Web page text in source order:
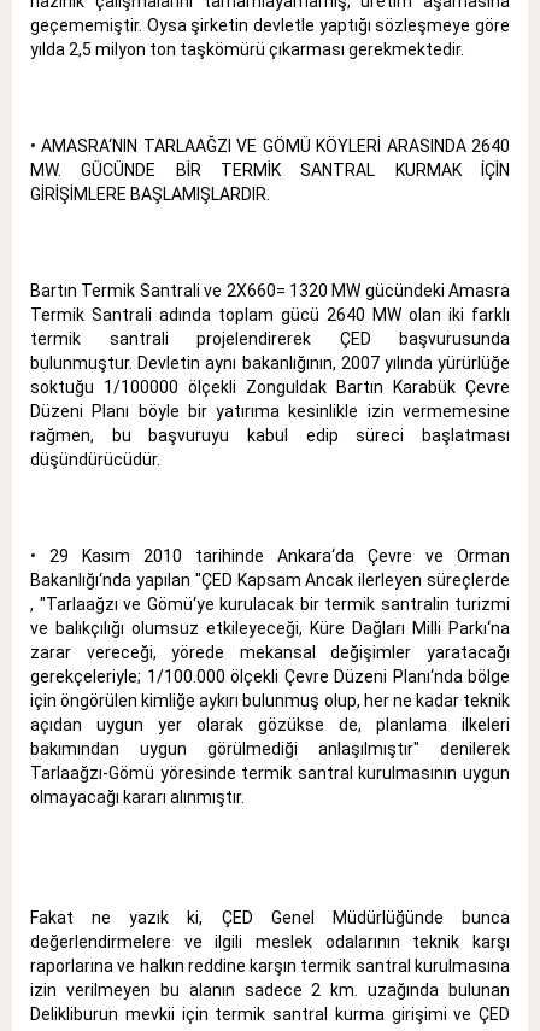
geçememiştir. Oysa şirketin devletle yaptığı sözleşmeye göre
yılda 2,5 milyon ton taşkömürü çıkarması gerekmektedir.
• AMASRA‘NIN TARLAAĞZI VE GÖMÜ KÖYLERİ ARASINDA 2640
MW. GÜCÜNDE BİR TERMİK SANTRAL KURMAK İÇİN
GİRİŞİMLERE BAŞLAMIŞLARDIR.
Bartın Termik Santrali ve 2X660= 1320 MW gücündeki Amasra
Termik Santrali adında toplam gücü 2640 MW olan iki farklı
termik santrali projelendirerek ÇED başvurusunda
bulunmuştur. Devletin aynı bakanlığının, 2007 yılında yürürlüğe
soktuğu 1/100000 ölçekli Zonguldak Bartın Karabük Çevre
Düzeni Planı böyle bir yatırıma kesinlikle izin vermemesine
rağmen, bu başvuruyu kabul edip süreci başlatması
düşündürücüdür.
• 29 Kasım 2010 tarihinde Ankara‘da Çevre ve Orman
Bakanlığı‘nda yapılan "ÇED Kapsam Ancak ilerleyen süreçlerde
, "Tarlaağzı ve Gömü‘ye kurulacak bir termik santralin turizmi
ve balıkçılığı olumsuz etkileyeceği, Küre Dağları Milli Parkı‘na
zarar vereceği, yörede mekansal değişimler yaratacağı
gerekçeleriyle; 1/100.000 ölçekli Çevre Düzeni Planı‘nda bölge
için öngörülen kimliğe aykırı bulunmuş olup, her ne kadar teknik
açıdan uygun yer olarak gözükse de, planlama ilkeleri
bakımından uygun görülmediği anlaşılmıştır" denilerek
Tarlaağzı-Gömü yöresinde termik santral kurulmasının uygun
olmayacağı kararı alınmıştır.
Fakat ne yazık ki, ÇED Genel Müdürlüğünde bunca
değerlendirmelere ve ilgili meslek odalarının teknik karşı
raporlarına ve halkın reddine karşın termik santral kurulmasına
izin verilmeyen bu alanın sadece 2 km. uzağında bulunan
Delikliburun mevkii için termik santral kurma girişimi ve ÇED